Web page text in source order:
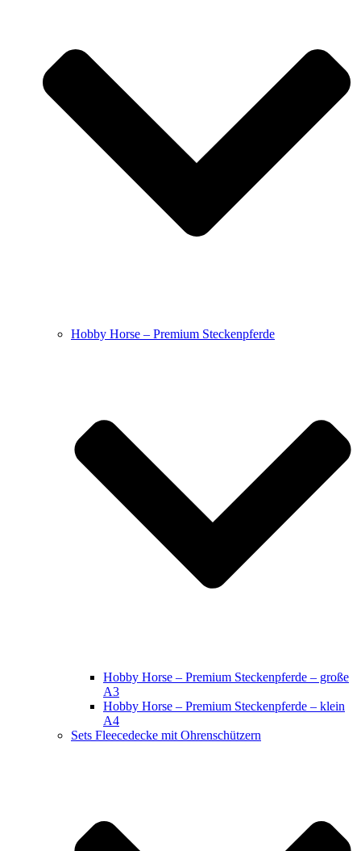
Hobby Horse – Premium Steckenpferde
Hobby Horse – Premium Steckenpferde – große
A3
Hobby Horse – Premium Steckenpferde – klein
A4
Sets Fleecedecke mit Ohrenschützern